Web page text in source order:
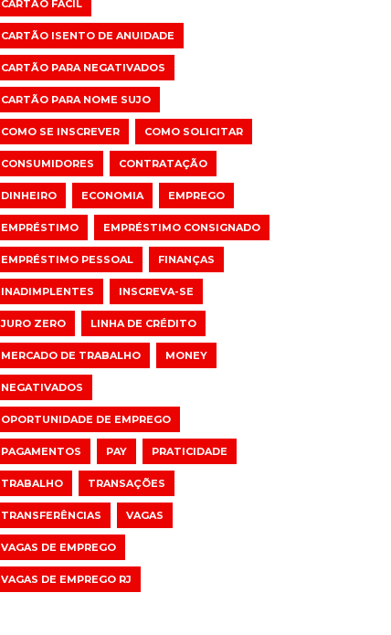
CARTÃO FÁCIL
CARTÃO ISENTO DE ANUIDADE
CARTÃO PARA NEGATIVADOS
CARTÃO PARA NOME SUJO
COMO SE INSCREVER COMO SOLICITAR
CONSUMIDORES CONTRATAÇÃO
DINHEIRO ECONOMIA EMPREGO
EMPRÉSTIMO EMPRÉSTIMO CONSIGNADO
EMPRÉSTIMO PESSOAL FINANÇAS
INADIMPLENTES INSCREVA-SE
JURO ZERO LINHA DE CRÉDITO
MERCADO DE TRABALHO MONEY
NEGATIVADOS
OPORTUNIDADE DE EMPREGO
PAGAMENTOS PAY PRATICIDADE
TRABALHO TRANSAÇÕES
TRANSFERÊNCIAS VAGAS
VAGAS DE EMPREGO
VAGAS DE EMPREGO RJ